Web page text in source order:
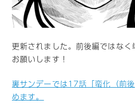
更新されました。前後編ではなく
お願いします！
裏サンデーでは17話「蛮化（前
めます。